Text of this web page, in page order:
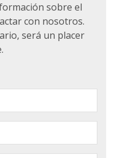
sobre el
con nosotros.
será un placer